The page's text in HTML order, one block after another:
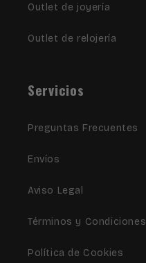
Outlet de joyería
Outlet de relojería
Servicios
Preguntas Frecuentes
Envíos
Aviso Legal
Términos y Condiciones
Política de Cookies